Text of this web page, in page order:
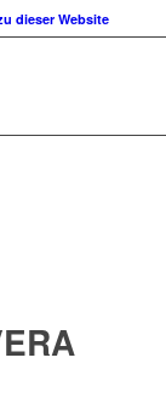
dieser Website